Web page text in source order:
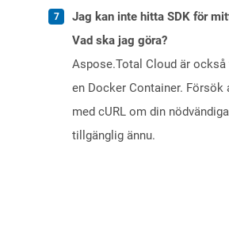
Jag kan inte hitta SDK för
Vad ska jag göra?
Aspose.Total Cloud är
en Docker Container. Försök
med cURL om din
tillgänglig ännu.